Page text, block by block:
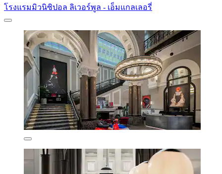
โรงแรมมิวนิซิปอล ลิเวอร์พูล - เอ็มแกลเลอรี่